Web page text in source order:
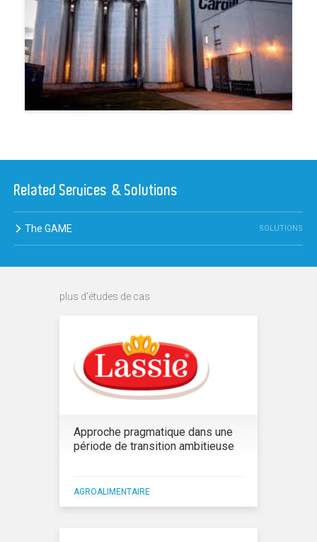
Related Services & Solutions
The GAME SOLUTIONS
plus d'études de cas
Approche pragmatique dans une
période de transition ambitieuse
AGROALIMENTAIRE